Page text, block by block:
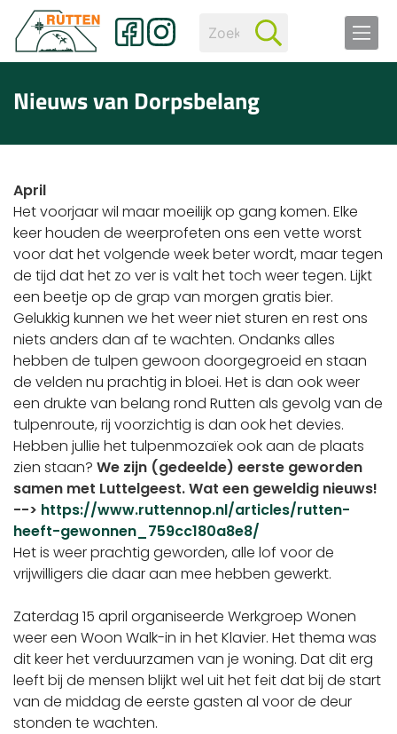
Nieuws van Dorpsbelang
April
Het voorjaar wil maar moeilijk op gang komen. Elke
keer houden de weerprofeten ons een vette worst
voor dat het volgende week beter wordt, maar tegen
de tijd dat het zo ver is valt het toch weer tegen. Lijkt
een beetje op de grap van morgen gratis bier.
Gelukkig kunnen we het weer niet sturen en rest ons
niets anders dan af te wachten. Ondanks alles
hebben de tulpen gewoon doorgegroeid en staan
de velden nu prachtig in bloei. Het is dan ook weer
een drukte van belang rond Rutten als gevolg van de
tulpenroute, rij voorzichtig is dan ook het devies.
Hebben jullie het tulpenmozaïek ook aan de plaats
zien staan? We zijn (gedeelde) eerste geworden
samen met Luttelgeest. Wat een geweldig nieuws!
--> https://www.ruttennop.nl/articles/rutten-
heeft-gewonnen_759cc180a8e8/
Het is weer prachtig geworden, alle lof voor de
vrijwilligers die daar aan mee hebben gewerkt.
Zaterdag 15 april organiseerde Werkgroep Wonen
weer een Woon Walk-in in het Klavier. Het thema was
dit keer het verduurzamen van je woning. Dat dit erg
leeft bij de mensen blijkt wel uit het feit dat bij de start
van de middag de eerste gasten al voor de deur
stonden te wachten.